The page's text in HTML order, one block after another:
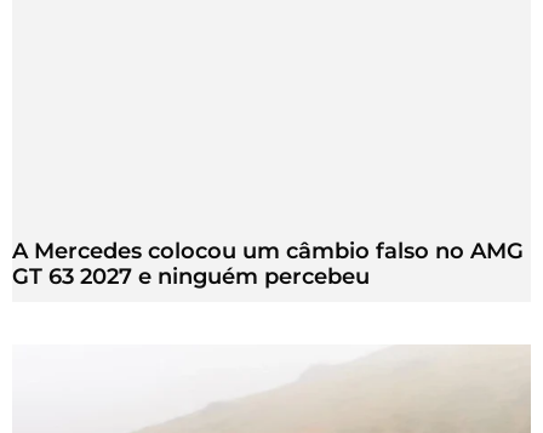
A Mercedes colocou um câmbio falso no AMG
GT 63 2027 e ninguém percebeu